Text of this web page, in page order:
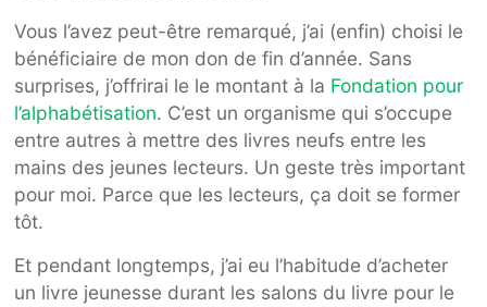
Vous l’avez peut-être remarqué, j’ai (enfin) choisi le
bénéficiaire de mon don de fin d’année. Sans
surprises, j’offrirai le le montant à la Fondation pour
l’alphabétisation. C’est un organisme qui s’occupe
entre autres à mettre des livres neufs entre les
mains des jeunes lecteurs. Un geste très important
pour moi. Parce que les lecteurs, ça doit se former
tôt.
Et pendant longtemps, j’ai eu l’habitude d’acheter
un livre jeunesse durant les salons du livre pour le